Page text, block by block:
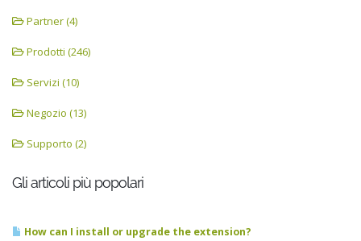
Partner (4)
Prodotti (246)
Servizi (10)
Negozio (13)
Supporto (2)
Gli articoli più popolari
How can I install or upgrade the extension?